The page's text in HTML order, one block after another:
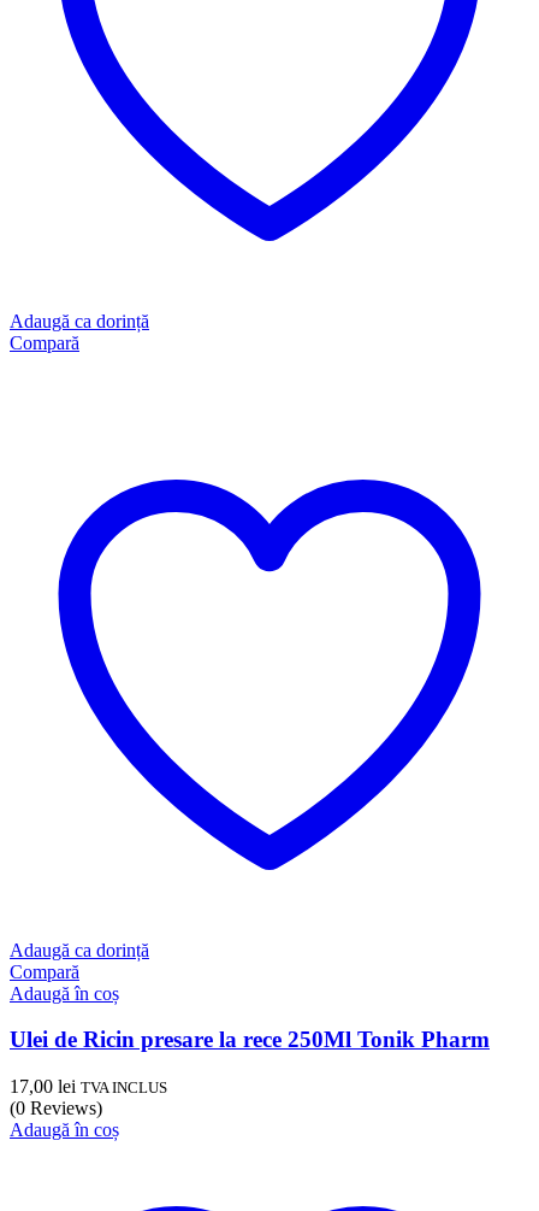
Adaugă ca dorință
Compară
Adaugă ca dorință
Compară
Adaugă în coș
Ulei de Ricin presare la rece 250Ml Tonik Pharm
17,00 lei TVA INCLUS
(0 Reviews)
Adaugă în coș